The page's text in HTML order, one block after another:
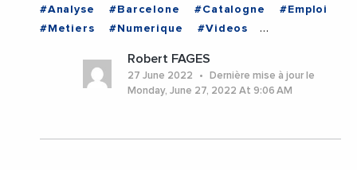
#Analyse #Barcelone #Catalogne
#Emploi
#Metiers
#Numerique
#Videos
Robert FAGES
27 June 2022
Dernière mise à jour le
Monday, June 27, 2022 At 9:06 AM